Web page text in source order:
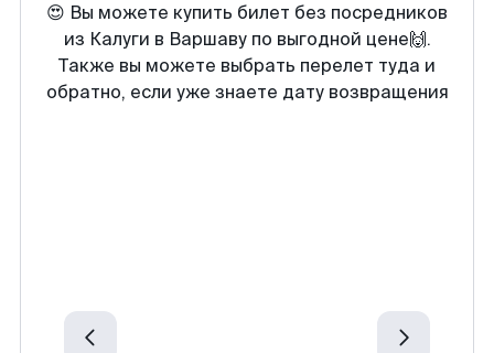
😍 Вы можете купить билет без посредников
из Калуги в Варшаву по выгодной цене🙌.
Также вы можете выбрать перелет туда и
обратно, если уже знаете дату возвращения